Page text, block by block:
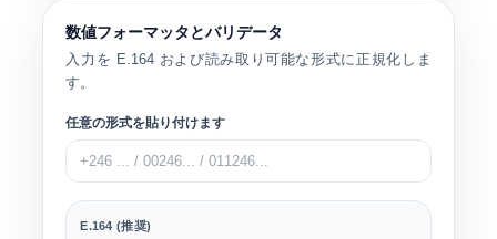
数値フォーマッタとバリデータ
入力を E.164 および読み取り可能な形式に正規化しま
す。
任意の形式を貼り付けます
E.164 (推奨)